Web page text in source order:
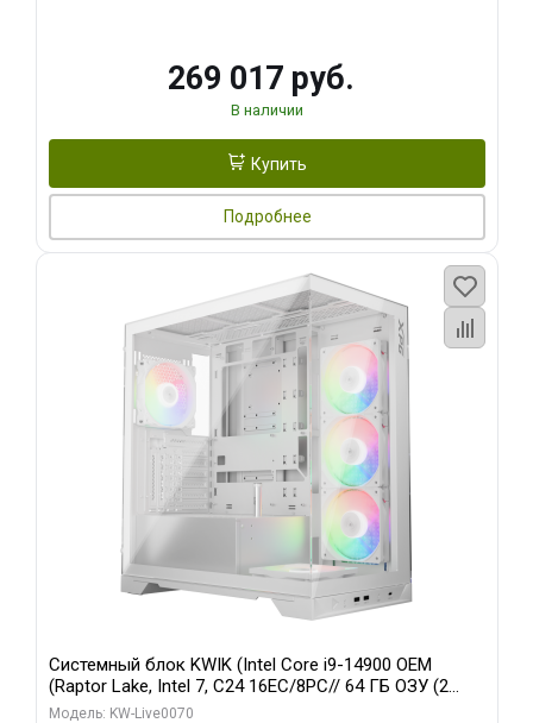
269 017 руб.
В наличии
Купить
Подробнее
Системный блок KWIK (Intel Core i9-14900 OEM
(Raptor Lake, Intel 7, C24 16EC/8PC// 64 ГБ ОЗУ (2
модуля)/ Gigabyte RTX5080 XTREME WATERFORCE
Модель: KW-Live0070